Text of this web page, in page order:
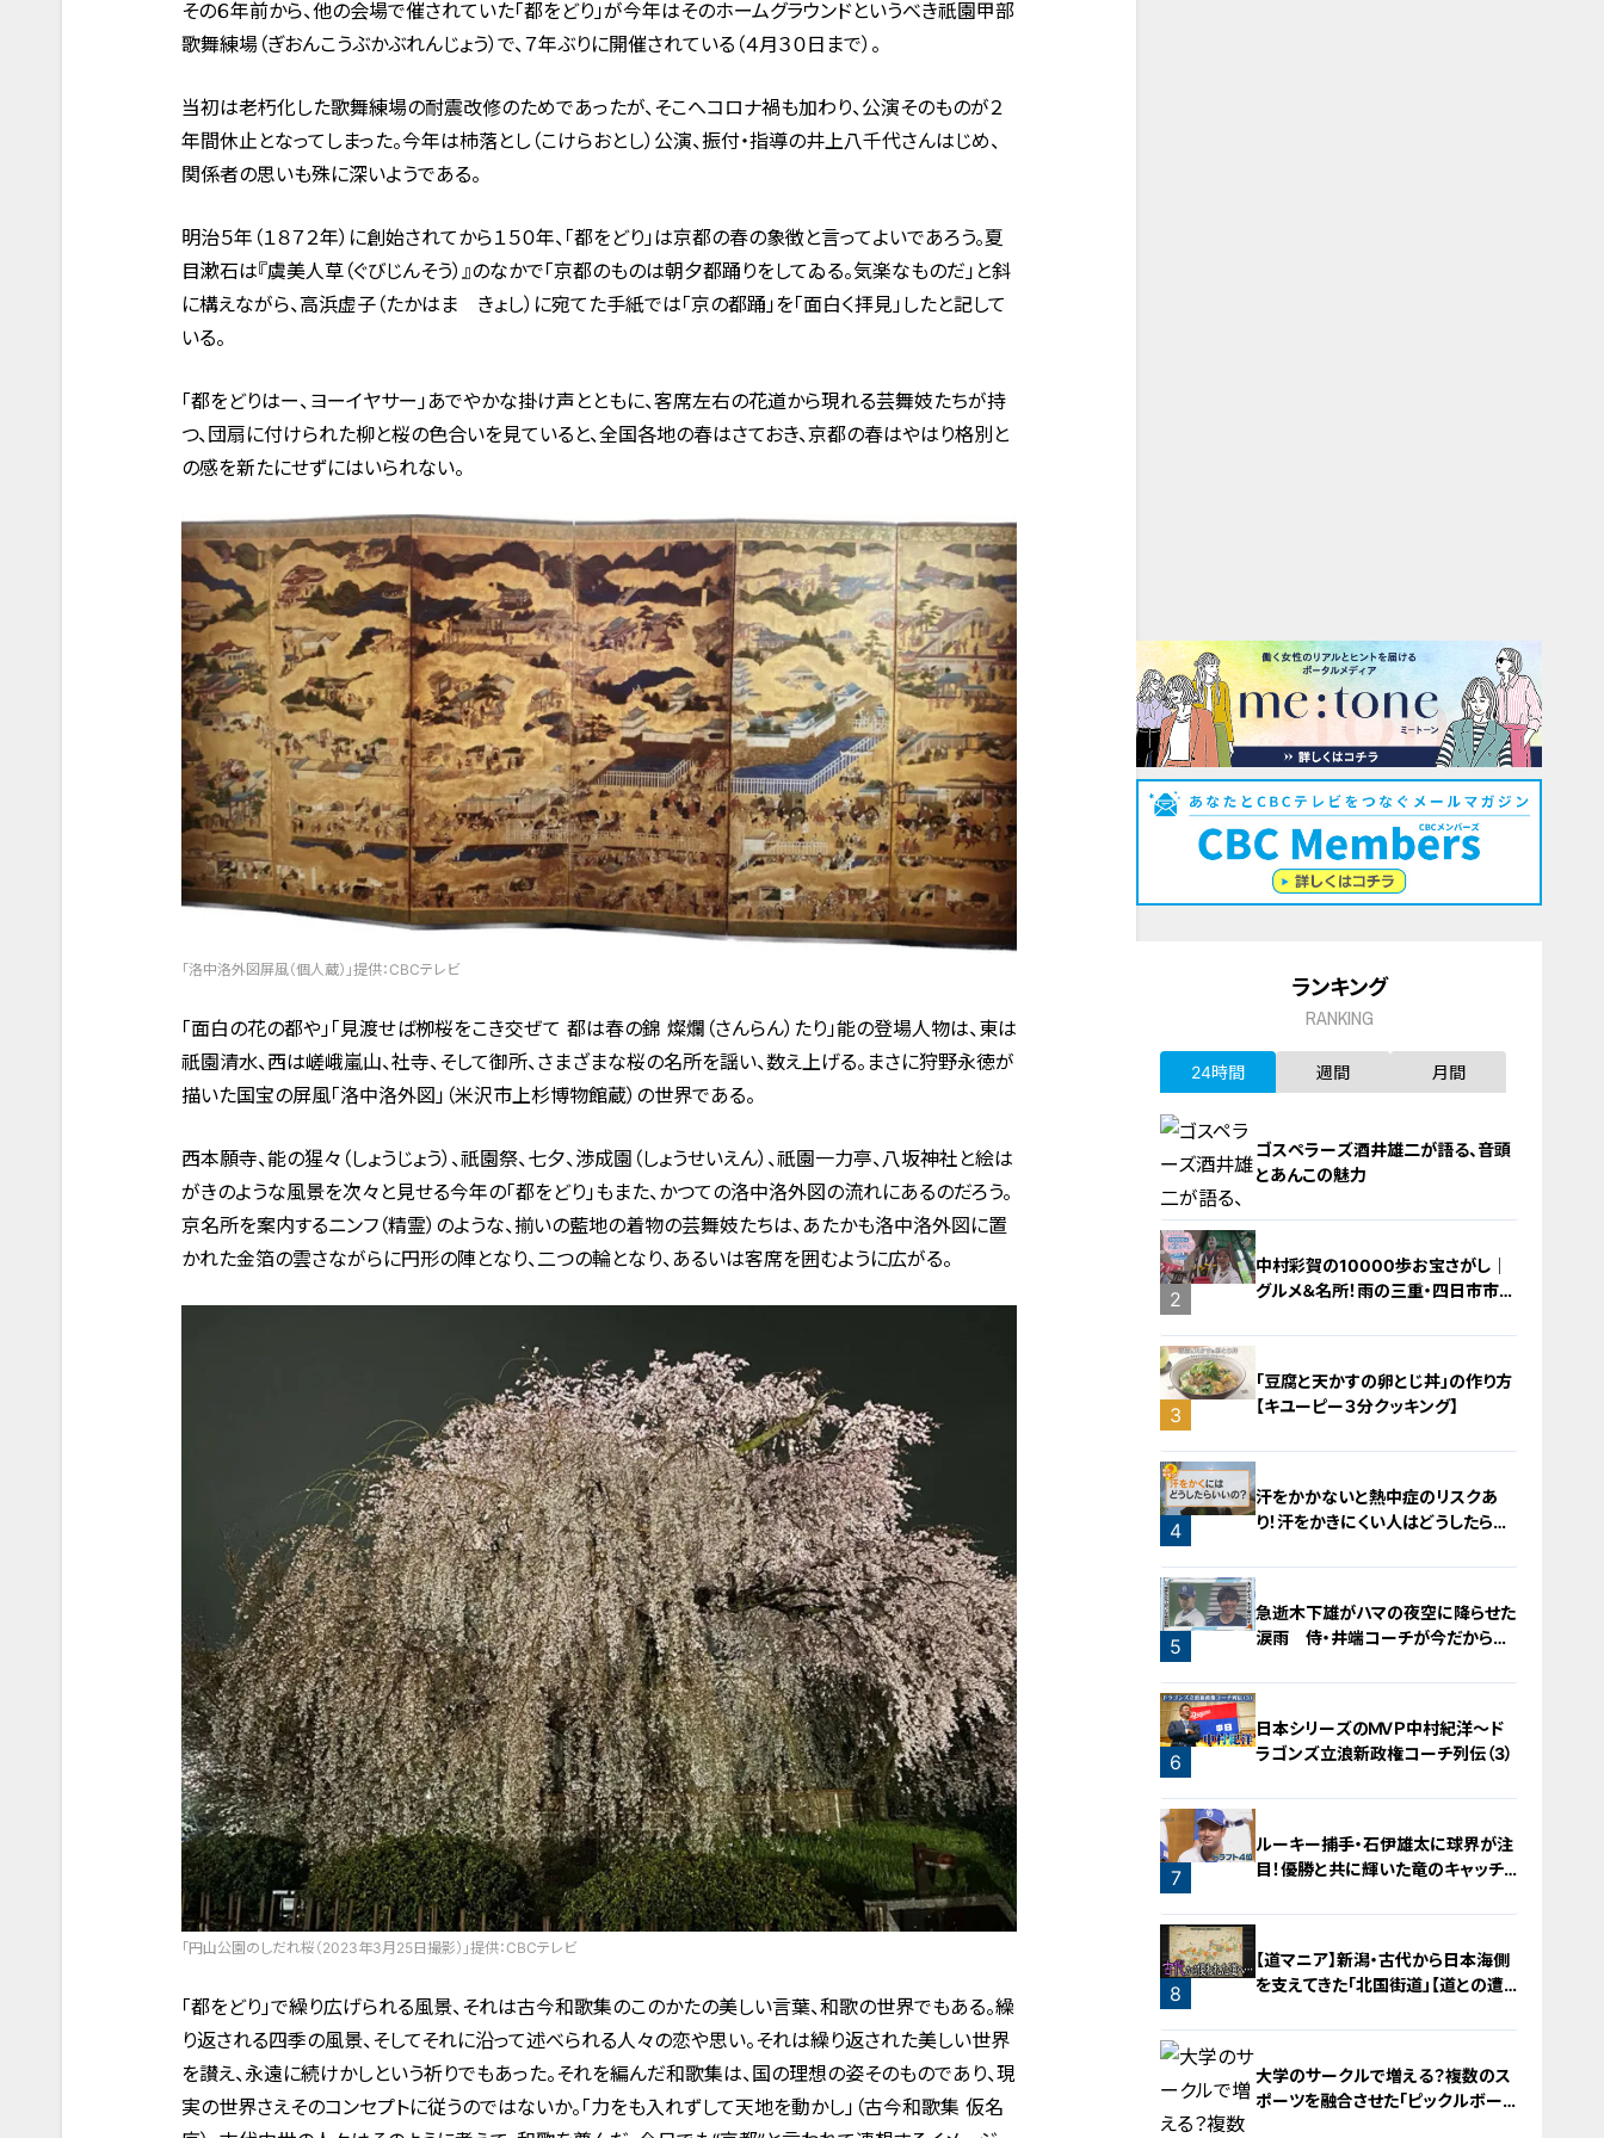
その６年前から、他の会場で催されていた「都をどり」が今年はそのホームグラウンドというべき祇園甲部
歌舞練場（ぎおんこうぶかぶれんじょう）で、７年ぶりに開催されている（４月３０日まで）。
当初は老朽化した歌舞練場の耐震改修のためであったが、そこへコロナ禍も加わり、公演そのものが２
年間休止となってしまった。今年は杮落とし（こけらおとし）公演、振付・指導の井上八千代さんはじめ、
関係者の思いも殊に深いようである。
明治５年（１８７２年）に創始されてから１５０年、「都をどり」は京都の春の象徴と言ってよいであろう。夏
目漱石は『虞美人草（ぐびじんそう）』のなかで「京都のものは朝夕都踊りをしてゐる。気楽なものだ」と斜
に構えながら、高浜虚子（たかはま きょし）に宛てた手紙では「京の都踊」を「面白く拝見」したと記して
いる。
「都をどりはー、ヨーイヤサー」あでやかな掛け声とともに、客席左右の花道から現れる芸舞妓たちが持
つ、団扇に付けられた柳と桜の色合いを見ていると、全国各地の春はさておき、京都の春はやはり格別と
の感を新たにせずにはいられない。
「洛中洛外図屏風（個人蔵）」提供：CBCテレビ
「面白の花の都や」「見渡せば栁桜をこき交ぜて 都は春の錦 燦爛（さんらん）たり」能の登場人物は、東は
祇園清水、西は嵯峨嵐山、社寺、そして御所、さまざまな桜の名所を謡い、数え上げる。まさに狩野永徳が
描いた国宝の屏風「洛中洛外図」（米沢市上杉博物館蔵）の世界である。
西本願寺、能の猩々（しょうじょう）、祇園祭、七夕、渉成園（しょうせいえん）、祇園一力亭、八坂神社と絵は
がきのような風景を次々と見せる今年の「都をどり」もまた、かつての洛中洛外図の流れにあるのだろう。
京名所を案内するニンフ（精霊）のような、揃いの藍地の着物の芸舞妓たちは、あたかも洛中洛外図に置
かれた金箔の雲さながらに円形の陣となり、二つの輪となり、あるいは客席を囲むように広がる。
「円山公園のしだれ桜（2023年3月25日撮影）」提供：CBCテレビ
「都をどり」で繰り広げられる風景、それは古今和歌集のこのかたの美しい言葉、和歌の世界でもある。繰
り返される四季の風景、そしてそれに沿って述べられる人々の恋や思い。それは繰り返された美しい世界
を讃え、永遠に続けかしという祈りでもあった。それを編んだ和歌集は、国の理想の姿そのものであり、現
実の世界さえそのコンセプトに従うのではないか。「力をも入れずして天地を動かし」（古今和歌集 仮名
ランキング
RANKING
24時間 週間 月間
1
ゴスペラーズ酒井雄二が語る、音頭
とあんこの魅力
2
中村彩賀の10000歩お宝さがし｜
グルメ＆名所！雨の三重・四日市市で
3
「豆腐と天かすの卵とじ丼」の作り方
【キユーピー３分クッキング】
4
汗をかかないと熱中症のリスクあ
り！汗をかきにくい人はどうしたらい
5
急逝木下雄がハマの夜空に降らせた
涙雨 侍・井端コーチが今だから明
6
日本シリーズのＭＶＰ中村紀洋～ド
ラゴンズ立浪新政権コーチ列伝（3）
7
ルーキー捕手・石伊雄太に球界が注
目！優勝と共に輝いた竜のキャッチャ
8
【道マニア】新潟・古代から日本海側
を支えてきた「北国街道」【道との遭
大学のサークルで増える？複数のス
ポーツを融合させた「ピックルボー